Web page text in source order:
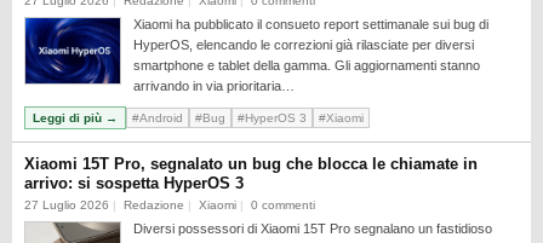
Xiaomi ha pubblicato il consueto report settimanale sui bug di
HyperOS, elencando le correzioni già rilasciate per diversi
smartphone e tablet della gamma. Gli aggiornamenti stanno
arrivando in via prioritaria…
Leggi di più → #Android #Bug #HyperOS 3 #Xiaomi
Xiaomi 15T Pro, segnalato un bug che blocca le chiamate in
arrivo: si sospetta HyperOS 3
27 Luglio 2026 Redazione Xiaomi 0 commenti
Diversi possessori di Xiaomi 15T Pro segnalano un fastidioso